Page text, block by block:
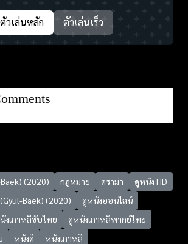
ตัวเล่นหลัก ตัวเล่นเร็ว
(2020) กฎหมาย ดราม่า
ดูหนัง HD
Baek) (2020)
ดูหนังออนไลน์
งเกาหลีซับไทย
ดูหนังเกาหลีพากย์ไทย
หนังดี หนังเกาหลี